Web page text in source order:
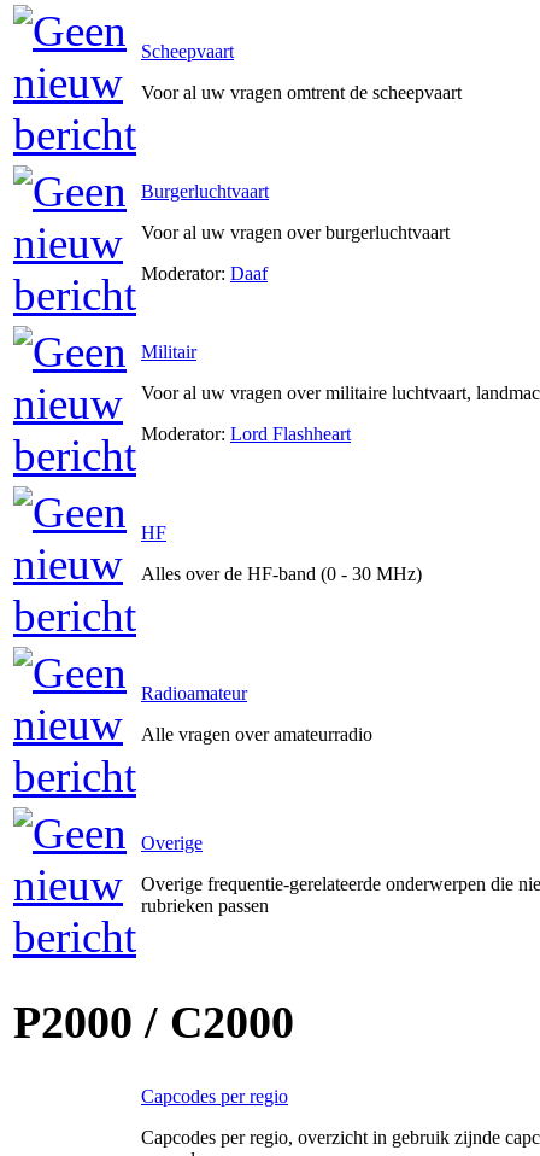
Scheepvaart
Voor al uw vragen omtrent de scheepvaart
Burgerluchtvaart
Voor al uw vragen over burgerluchtvaart
Moderator: Daaf
Militair
Voor al uw vragen over militaire luchtvaart,
Moderator: Lord Flashheart
HF
Alles over de HF-band (0 - 30 MHz)
Radioamateur
Alle vragen over amateurradio
Overige
Overige frequentie-gerelateerde onderwerpen die
rubrieken passen
P2000 / C2000
Capcodes per regio
Capcodes per regio, overzicht in gebruik zijnde